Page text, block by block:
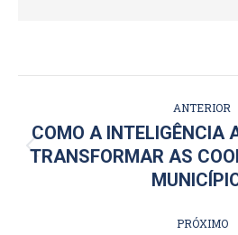
DE
POST:
ANTERIOR
Post
COMO A INTELIGÊNCIA
TRANSFORMAR AS
PRÓXIMO